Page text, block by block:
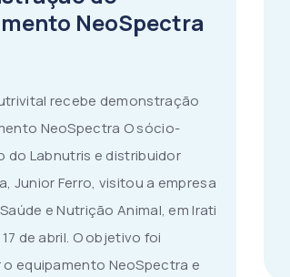
NeoSpectra
recebe demonstração
NeoSpectra O sócio-
do Labnutris e distribuidor
Junior Ferro, visitou a empresa
e Nutrição Animal, em Irati
de abril. O objetivo foi
equipamento NeoSpectra e